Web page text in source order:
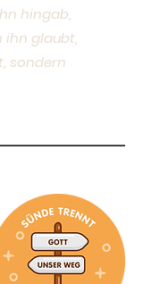
hingab,
ihn glaubt,
sondern